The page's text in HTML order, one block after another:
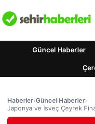
Güncel Haberler
Haberler›Güncel Haberler›
Japonya ve İsveç Çeyrek